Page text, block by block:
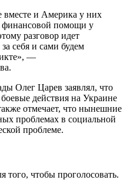
вместе и Америка у них
помощи у
разговор идет
себя и сами будем
—
Олег Царев заявлял, что
действия на Украине
отмечает, что нынешние
проблемах в социальной
проблеме.
того, чтобы проголосовать.